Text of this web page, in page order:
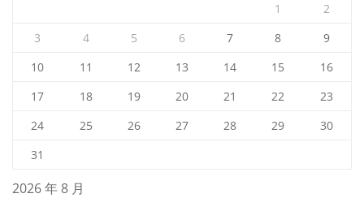
2026 年 8 月
1
2
3
4 5 6 7 8
9
10
11 12 13 14 15
16
17
18 19 20 21 22
23
24
25 26 27 28 29
30
31